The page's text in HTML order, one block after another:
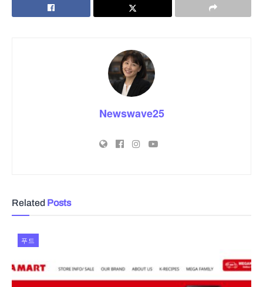
Newswave25
Related Posts
푸드